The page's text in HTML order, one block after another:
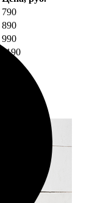
790
890
990
1190